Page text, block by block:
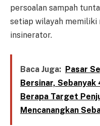
persoalan sampah
setiap wilayah memiliki
insinerator.
Baca Juga: Pasar
Bersinar, Sebanyak
Berapa Target
Mencanangkan